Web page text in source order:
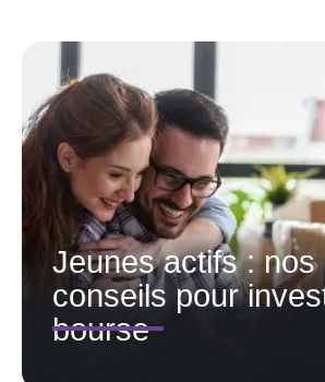
Jeunes actifs : nos
conseils pour
bourse